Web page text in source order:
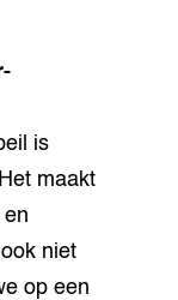
is
maakt
niet
op een